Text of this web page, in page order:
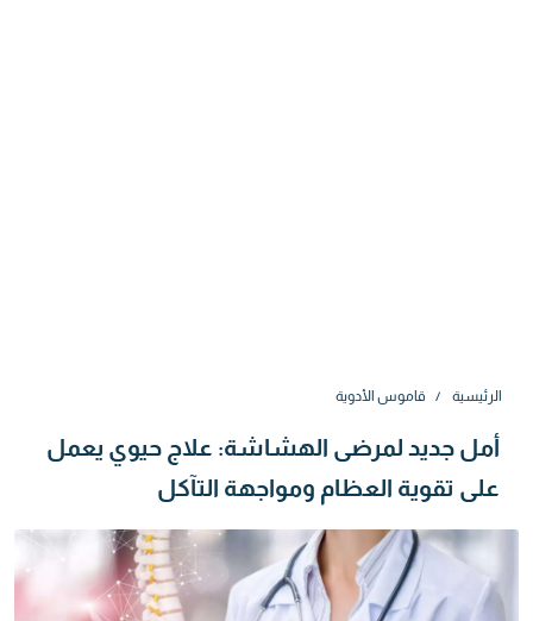
الرئيسية قاموس الأدوية
أمل جديد لمرضى الهشاشة: علاج حيوي يعمل
على تقوية العظام ومواجهة التآكل